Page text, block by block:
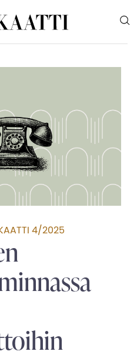
painamalla
4/2025